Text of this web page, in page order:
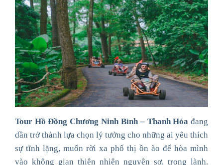
Tour Hồ Đồng Chương Ninh Bình – Thanh Hóa đang
dần trở thành lựa chọn lý tưởng cho những ai yêu thích
sự tĩnh lặng, muốn rời xa phố thị ồn ào để hòa mình
vào không gian thiên nhiên nguyên sơ, trong lành.